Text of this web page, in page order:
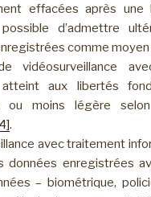
effacées après une
d’admettre
comme moyen
vidéosurveillance
aux libertés
ou moins légère
.
avec traitement
données enregistrées
– biométrique,